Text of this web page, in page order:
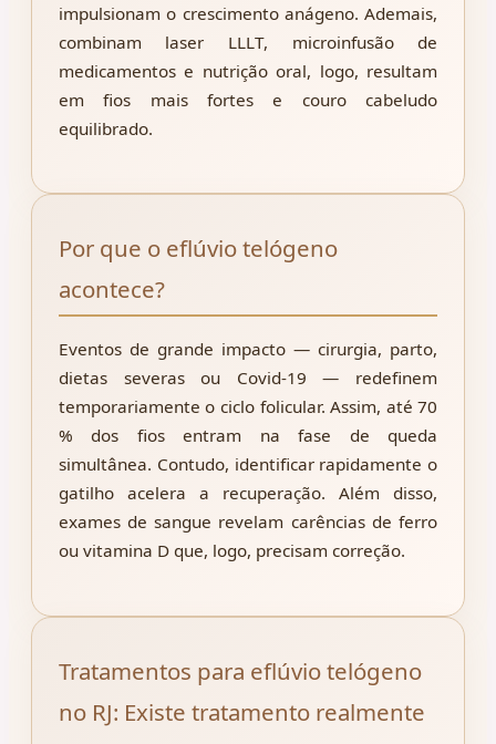
impulsionam o crescimento anágeno. Ademais,
combinam laser LLLT, microinfusão de
medicamentos e nutrição oral, logo, resultam
em fios mais fortes e couro cabeludo
equilibrado.
Por que o eflúvio telógeno
acontece?
Eventos de grande impacto — cirurgia, parto,
dietas severas ou Covid-19 — redefinem
temporariamente o ciclo folicular. Assim, até 70
% dos fios entram na fase de queda
simultânea. Contudo, identificar rapidamente o
gatilho acelera a recuperação. Além disso,
exames de sangue revelam carências de ferro
ou vitamina D que, logo, precisam correção.
Tratamentos para eflúvio telógeno
no RJ: Existe tratamento realmente